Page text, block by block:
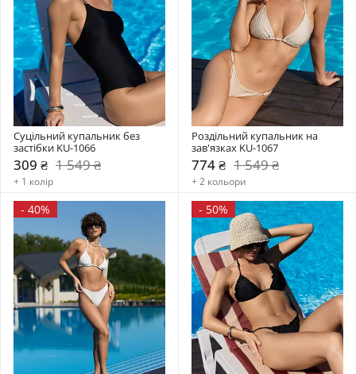
Суцільний купальник без
застібки KU-1066
309 ₴ 1 549 ₴
+ 1 колір
Роздільний купальник на
зав'язках KU-1067
774 ₴ 1 549 ₴
+ 2 кольори
- 40% - 50%